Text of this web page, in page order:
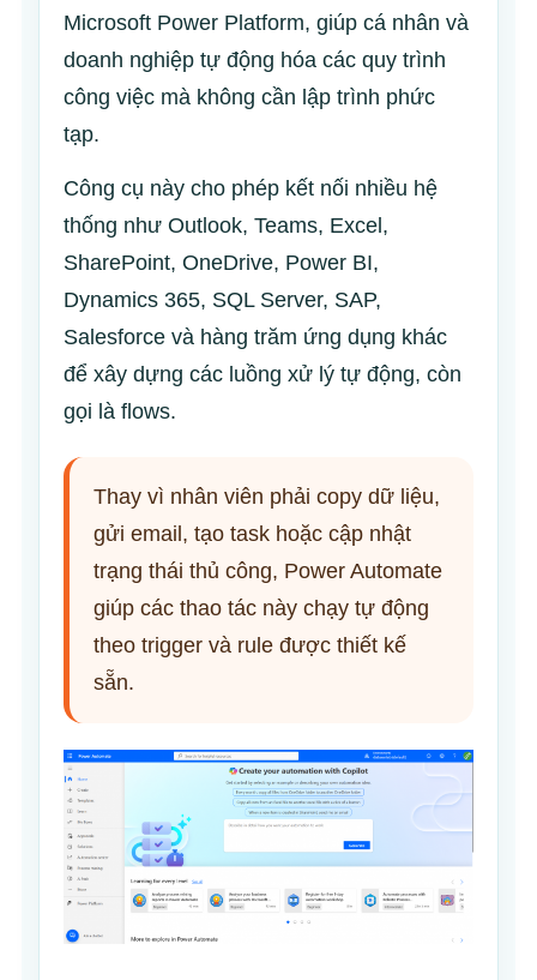
Microsoft Power Platform, giúp cá nhân và
doanh nghiệp tự động hóa các quy trình
công việc mà không cần lập trình phức
tạp.
Công cụ này cho phép kết nối nhiều hệ
thống như Outlook, Teams, Excel,
SharePoint, OneDrive, Power BI,
Dynamics 365, SQL Server, SAP,
Salesforce và hàng trăm ứng dụng khác
để xây dựng các luồng xử lý tự động, còn
gọi là flows.
Thay vì nhân viên phải copy dữ liệu,
gửi email, tạo task hoặc cập nhật
trạng thái thủ công, Power Automate
giúp các thao tác này chạy tự động
theo trigger và rule được thiết kế
sẵn.